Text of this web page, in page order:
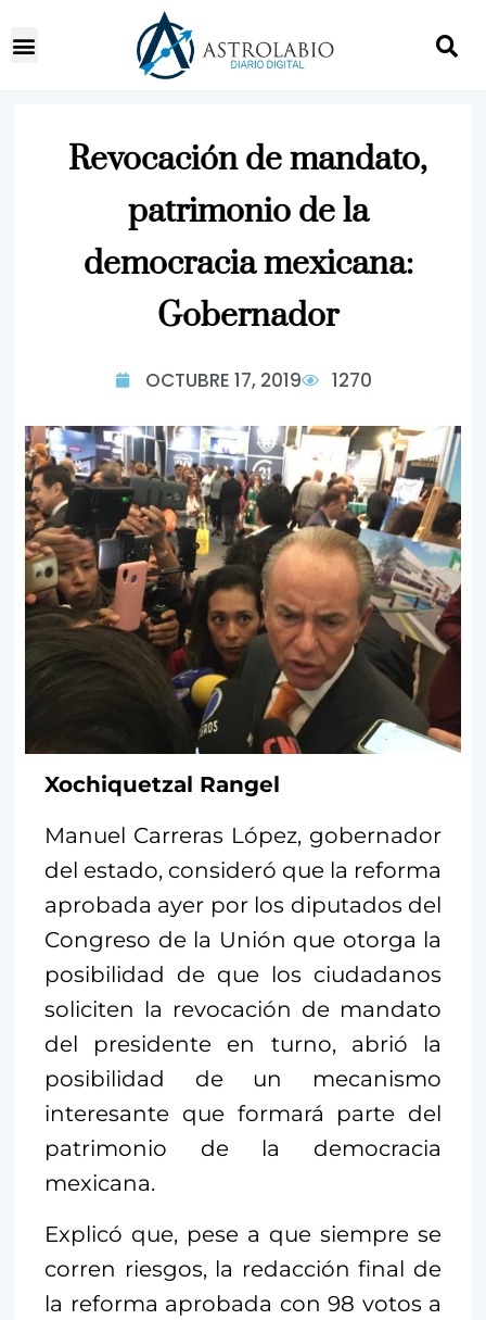
Revocación de mandato,
patrimonio de la
democracia mexicana:
Gobernador
OCTUBRE 17, 2019 1270
Xochiquetzal Rangel
Manuel Carreras López, gobernador
del estado, consideró que la reforma
aprobada ayer por los diputados del
Congreso de la Unión que otorga la
posibilidad de que los ciudadanos
soliciten la revocación de mandato
del presidente en turno, abrió la
posibilidad de un mecanismo
interesante que formará parte del
patrimonio de la democracia
mexicana.
Explicó que, pese a que siempre se
corren riesgos, la redacción final de
la reforma aprobada con 98 votos a